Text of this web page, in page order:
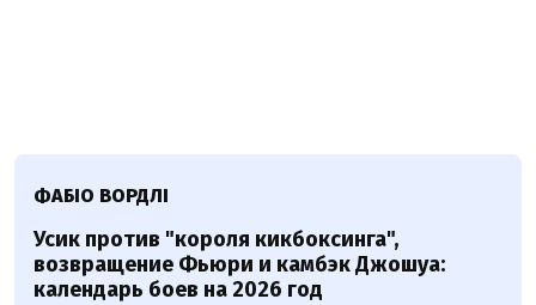
ФАБІО ВОРДЛІ
Усик против "короля кикбоксинга",
возвращение Фьюри и камбэк Джошуа:
календарь боев на 2026 год